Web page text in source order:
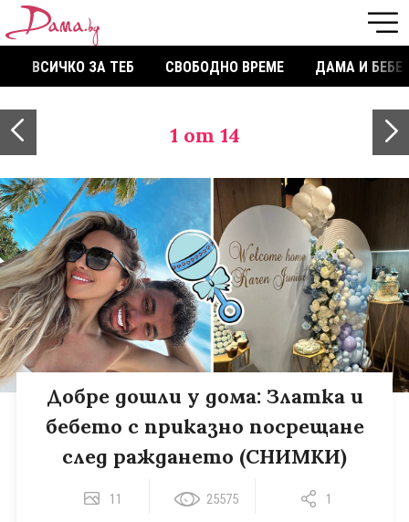
ВСИЧКО ЗА ТЕБ СВОБОДНО ВРЕМЕ ДАМА И БЕБЕ
1 от 14
Добре дошли у дома: Златка и
бебето с приказно посрещане
след раждането (СНИМКИ)
11 25575 1